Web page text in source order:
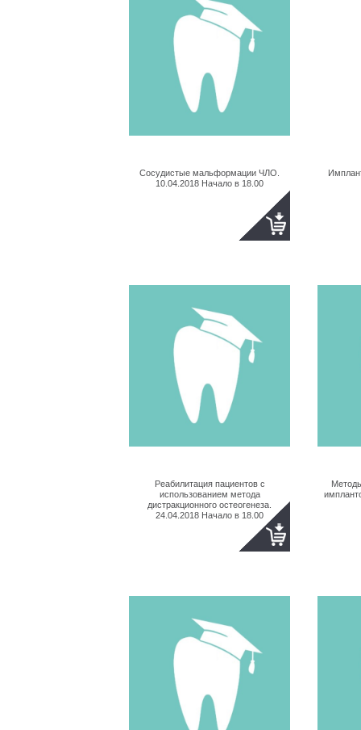
Сосудистые мальформации ЧЛО.
10.04.2018 Начало в 18.00
Реабилитация пациентов с
использованием метода
дистракционного остеогенеза.
24.04.2018 Начало в 18.00